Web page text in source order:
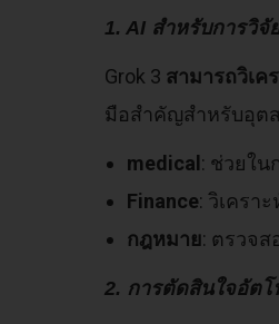
1. AI สำหรับการวิจั
Grok 3 สามารถวิเ
มือสำคัญสำหรับอุต
medical : ช่วยใ
Finance: วิเครา
กฎหมาย: ตรวจ
2. การตัดสินใจอัต